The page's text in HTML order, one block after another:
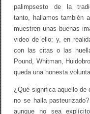
palimpsesto de la
tanto, hallamos también
muestren unas buenas
video de ello; y, en
con las citas o las
Pound, Whitman,
queda una honesta
¿Qué significa aquello de
no se halla
aunque no sea